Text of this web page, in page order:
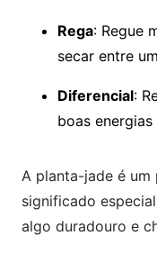
Rega: Regue
secar entre
Diferencial:
boas
A planta-jade é um
significado
algo duradouro e